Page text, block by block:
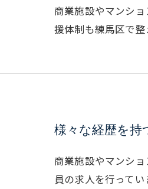
商業施設やマンシ
援体制も練馬区で
様々な経歴を
商業施設やマンシ
員の求人を行って